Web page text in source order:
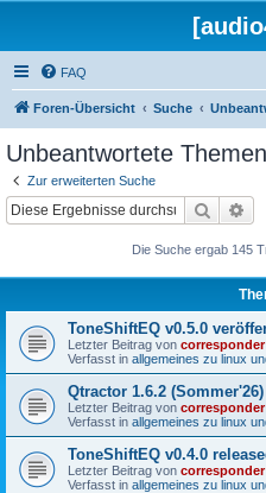
FAQ
Foren-Übersicht Suche
Unbeantwortete Themen
Zur erweiterten Suche
Suche
Die Suche ergab 145
ToneShiftEQ v0.5.0
Letzter Beitrag von corresponder
Verfasst in allgemeines zu linux
Qtractor 1.6.2
Letzter Beitrag von corresponder
Verfasst in allgemeines zu linux
ToneShiftEQ v0.4.0
Letzter Beitrag von corresponder
Verfasst in allgemeines zu linux